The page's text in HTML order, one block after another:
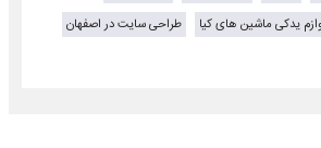
یدکی ماشین های کیا
طراحی سایت در اصفهان